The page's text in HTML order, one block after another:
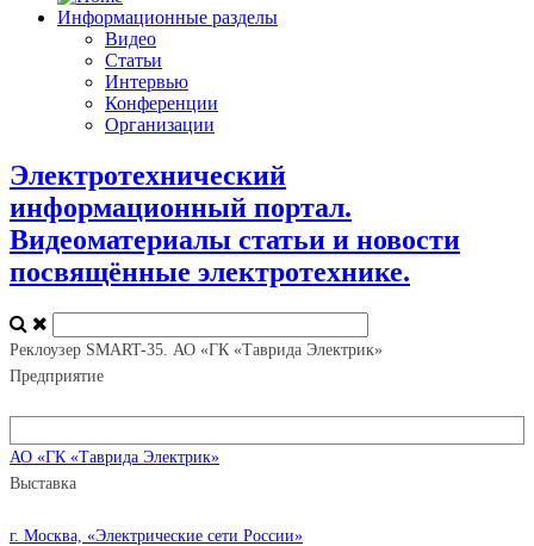
Информационные разделы
Видео
Статьи
Интервью
Конференции
Организации
Электротехнический
информационный портал.
Видеоматериалы статьи и новости
посвящённые электротехнике.
Реклоузер SMART-35. АО «ГК «Таврида Электрик»
Предприятие
АО «ГК «Таврида Электрик»
Выставка
г. Москва, «Электрические сети России»